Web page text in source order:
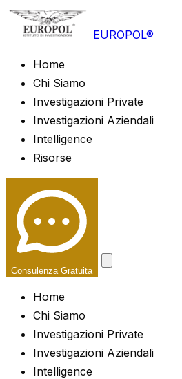
EUROPOL®
Home
Chi Siamo
Investigazioni Private
Investigazioni Aziendali
Intelligence
Risorse
Consulenza Gratuita
Home
Chi Siamo
Investigazioni Private
Investigazioni Aziendali
Intelligence